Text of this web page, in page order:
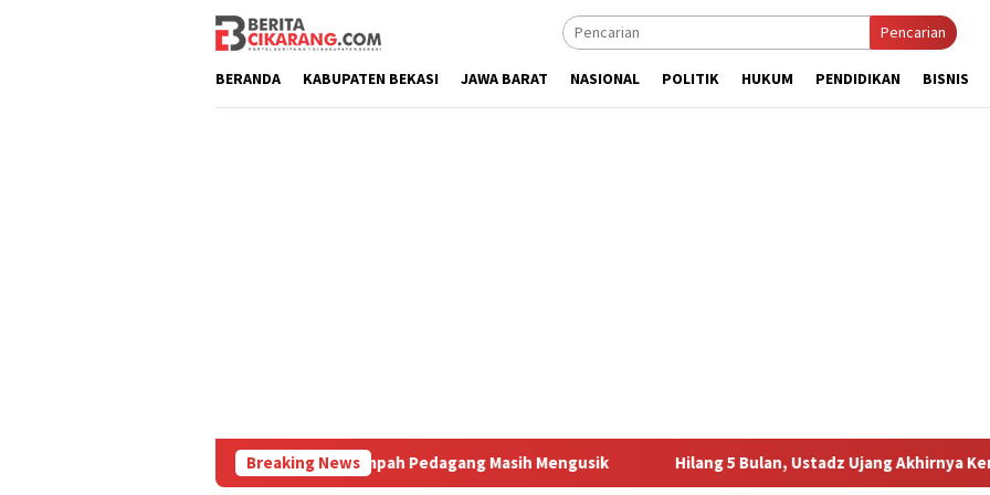
Pencarian
BERANDA KABUPATEN BEKASI JAWA BARAT NASIONAL POLITIK HUKUM PENDIDIKAN BISNIS
Breaking News
Bak Kawasan Braga, Sampah Pedagang Masih Mengusik Hilang 5 Bulan, Ustadz Ujang Akhirnya Kembali Melihat